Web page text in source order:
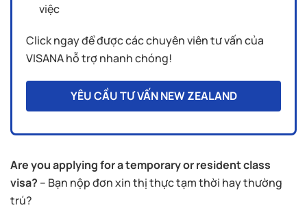
việc
Click ngay để được các chuyên viên tư vấn của
VISANA hỗ trợ nhanh chóng!
YÊU CẦU TƯ VẤN NEW ZEALAND
Are you applying for a temporary or resident class
visa? – Bạn nộp đơn xin thị thực tạm thời hay thường
trú?